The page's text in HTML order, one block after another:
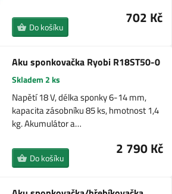
702 Kč
Do košíku
Aku sponkovačka Ryobi R18ST50-0
Skladem 2 ks
Napětí 18 V, délka sponky 6-14 mm,
kapacita zásobníku 85 ks, hmotnost 1,4
kg. Akumulátor a…
2 790 Kč
Do košíku